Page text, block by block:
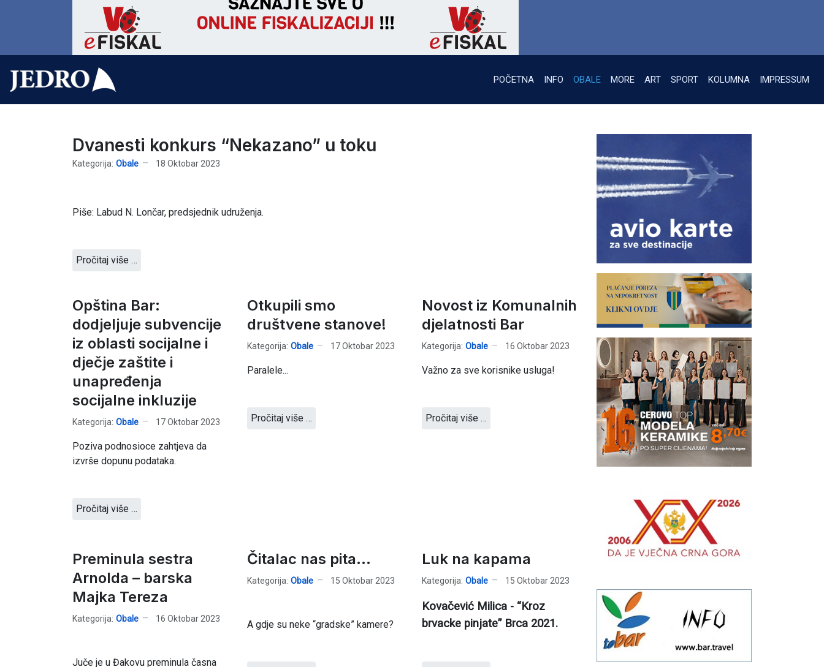
POČETNA INFO OBALE MORE ART SPORT KOLUMNA IMPRESSUM
Dvanesti konkurs “Nekazano” u toku
Kategorija: Obale 18 Oktobar 2023
Piše: Labud N. Lončar, predsjednik udruženja.
Pročitaj više …
Opština Bar:
dodjeljuje subvencije
iz oblasti socijalne i
dječje zaštite i
unapređenja
socijalne inkluzije
Kategorija: Obale 17 Oktobar 2023
Poziva podnosioce zahtjeva da
izvrše dopunu podataka.
Pročitaj više …
Otkupili smo
društvene stanove!
Kategorija: Obale 17 Oktobar 2023
Paralele...
Pročitaj više …
Novost iz Komunalnih
djelatnosti Bar
Kategorija: Obale 16 Oktobar 2023
Važno za sve korisnike usluga!
Pročitaj više …
Preminula sestra
Arnolda – barska
Majka Tereza
Kategorija: Obale 16 Oktobar 2023
Juče je u Đakovu preminula časna
Čitalac nas pita...
Kategorija: Obale 15 Oktobar 2023
A gdje su neke “gradske” kamere?
Luk na kapama
Kategorija: Obale 15 Oktobar 2023
Kovačević Milica - “Kroz
brvacke pinjate” Brca 2021.